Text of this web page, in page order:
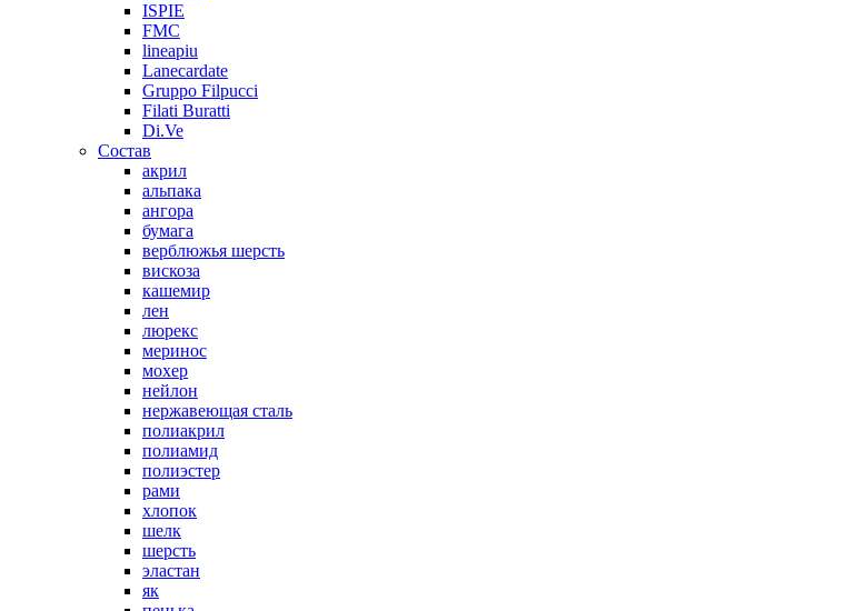
ISPIE
FMC
lineapiu
Lanecardate
Gruppo Filpucci
Filati Buratti
Di.Ve
Состав
акрил
альпака
ангора
бумага
верблюжья шерсть
вискоза
кашемир
лен
люрекс
меринос
мохер
нейлон
нержавеющая сталь
полиакрил
полиамид
полиэстер
рами
хлопок
шелк
шерсть
эластан
як